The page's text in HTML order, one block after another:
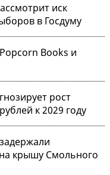
иск
в Госдуму
Books и
рост
к 2029 году
крышу Смольного